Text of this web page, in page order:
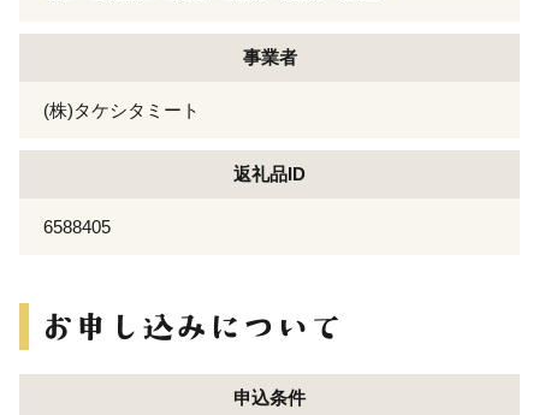
事業者
(株)タケシタミート
返礼品ID
6588405
申込条件